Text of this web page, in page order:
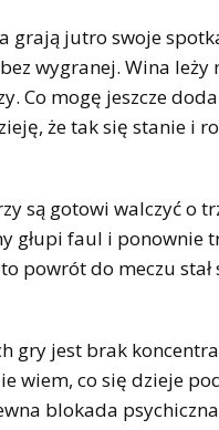
grają jutro swoje
wygranej. Wina leży
Co mogę jeszcze
że tak się stanie i
są gotowi walczyć o
głupi faul i ponownie
powrót do meczu
gry jest brak
wiem, co się dzieje
blokada